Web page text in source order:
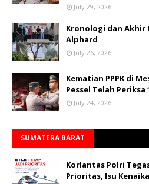
July 29, 2026
Kronologi dan Akhir
Alphard
July 26, 2026
Kematian PPPK di
Pessel Telah Periksa
July 24, 2026
SUMATERA BARAT
Korlantas Polri
Prioritas, Isu